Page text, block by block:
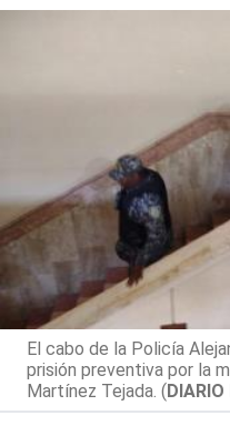
El cabo de la Policía
prisión preventiva por la
Martínez Tejada. (DIARIO